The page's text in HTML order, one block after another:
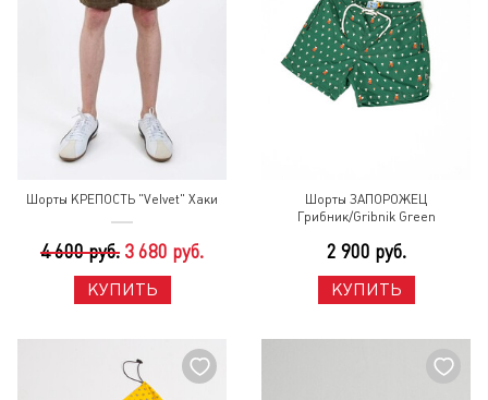
Шорты КРЕПОСТЬ "Velvet" Хаки
4 600 руб. 3 680 руб.
КУПИТЬ
Шорты ЗАПОРОЖЕЦ
Грибник/Gribnik Green
2 900 руб.
КУПИТЬ